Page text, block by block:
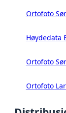
Ortofoto
Høydedata
Ortofoto
Ortofoto